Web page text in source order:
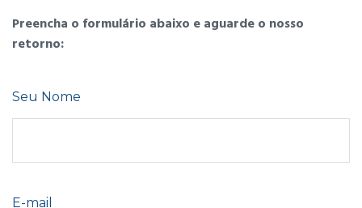
Preencha o formulário abaixo e aguarde o nosso
retorno:
Seu Nome
E-mail